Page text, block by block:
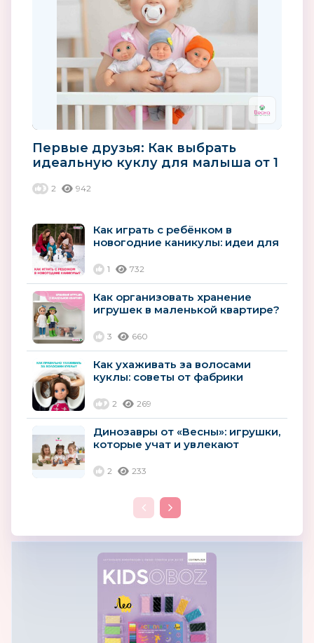
Первые друзья: Как выбрать
идеальную куклу для малыша от 1
2 942
Как играть с ребёнком в
новогодние каникулы: идеи для
1 732
Как организовать хранение
игрушек в маленькой квартире?
3 660
Как ухаживать за волосами
куклы: советы от фабрики
2 269
Динозавры от «Весны»: игрушки,
которые учат и увлекают
2 233